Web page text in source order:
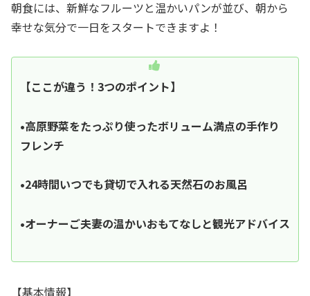
朝食には、新鮮なフルーツと温かいパンが並び、朝から
幸せな気分で一日をスタートできますよ！
【ここが違う！3つのポイント】
•高原野菜をたっぷり使ったボリューム満点の手作り
フレンチ
•24時間いつでも貸切で入れる天然石のお風呂
•オーナーご夫妻の温かいおもてなしと観光アドバイス
【基本情報】